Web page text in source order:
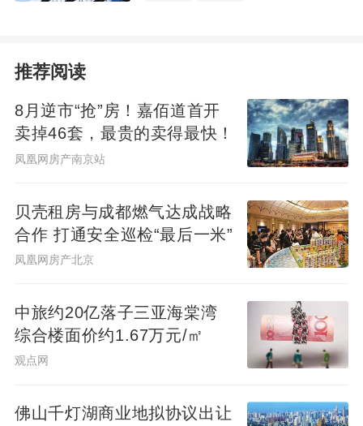
推荐阅读
8月逆市“抢”房！嘉佰道首开
卖掉46套，最贵的卖得最快！
凤凰网房产南京站
贝壳租房与成都燃气达成战略
合作 打通安全巡检“最后一米”
凤凰网房产北京
中旅约20亿落子三亚海棠湾
综合楼面价约1.67万元/㎡
观点网
佛山千灯湖商业地拟协议出让